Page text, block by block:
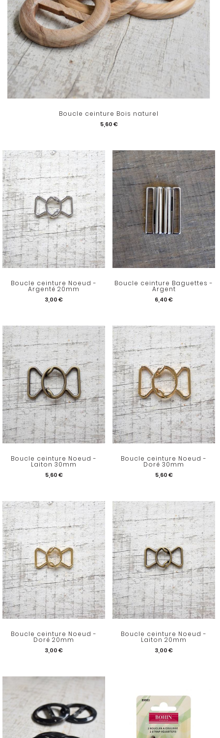
Boucle ceinture Bois naturel
5,60 €
Boucle ceinture Noeud -
Argenté 20mm
3,00 €
Boucle ceinture Baguettes -
Argent
6,40 €
Boucle ceinture Noeud -
Laiton 30mm
5,60 €
Boucle ceinture Noeud -
Doré 30mm
5,60 €
Boucle ceinture Noeud -
Doré 20mm
3,00 €
Boucle ceinture Noeud -
Laiton 20mm
3,00 €